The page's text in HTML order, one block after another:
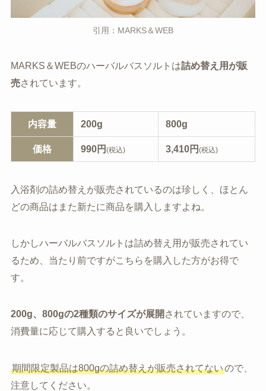
引用：MARKS＆WEB
MARKS＆WEBのハーバルバスソルトは詰め替え用が販
売されています。
内容量 200g 800g
価格 990円 (税込) 3,410円 (税込)
入浴剤の詰め替えが販売されているのは珍しく、ほとん
どの商品はまた新たに商品を購入しますよね。
しかしハーバルバスソルトは詰め替え用が販売されてい
るため、当たり前ですがこちらを購入した方がお得で
す。
200g、800gの2種類のサイズが展開 されていますので、
消費量に応じて購入すると良いでしょう。
期間限定製品は800gの詰め替えが販売されてないので、
注意してください。